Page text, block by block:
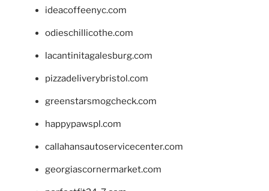
ideacoffeenyc.com
odieschillicothe.com
lacantinitagalesburg.com
pizzadeliverybristol.com
greenstarsmogcheck.com
happypawspl.com
callahansautoservicecenter.com
georgiascornermarket.com